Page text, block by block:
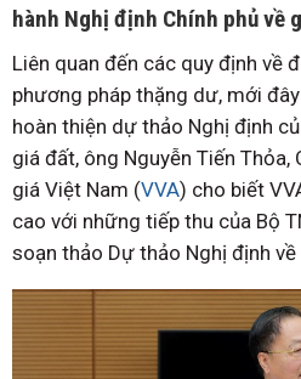
hành Nghị định Chính phủ về
Liên quan đến các quy định về
phương pháp thặng dư, mới
hoàn thiện dự thảo Nghị định
giá đất, ông Nguyễn Tiến Thỏa,
giá Việt Nam (VVA) cho biết
cao với những tiếp thu của Bộ
soạn thảo Dự thảo Nghị định